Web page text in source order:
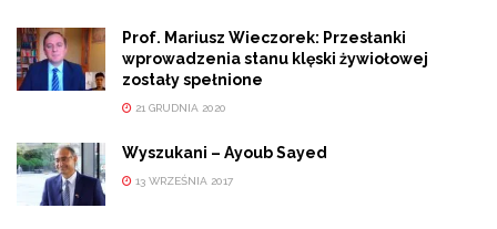
Prof. Mariusz Wieczorek: Przesłanki
wprowadzenia stanu klęski żywiołowej
zostały spełnione
21 GRUDNIA 2020
Wyszukani – Ayoub Sayed
13 WRZEŚNIA 2017